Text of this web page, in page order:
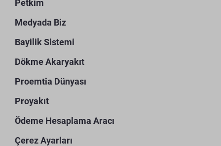
Petkim
Medyada Biz
Bayilik Sistemi
Dökme Akaryakıt
Proemtia Dünyası
Proyakıt
Ödeme Hesaplama Aracı
Çerez Ayarları